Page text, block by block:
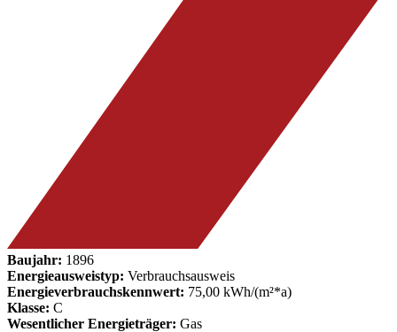
Baujahr: 1896
Energieausweistyp: Verbrauchsausweis
Energieverbrauchskennwert: 75,00 kWh/(m²*a)
Klasse: C
Wesentlicher Energieträger: Gas